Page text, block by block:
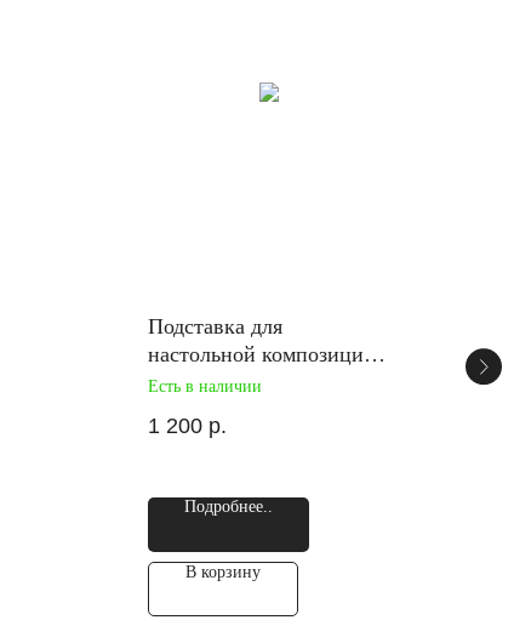
Подставка для
настольной композиции
с деревянными ножнами
Есть в наличии
1 200 р.
Подробнее..
В корзину